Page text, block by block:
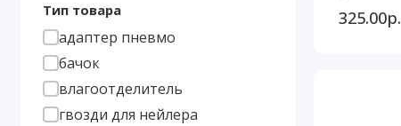
Тип товара
адаптер пневмо
бачок
влагоотделитель
гвозди для нейлера
325.00р.